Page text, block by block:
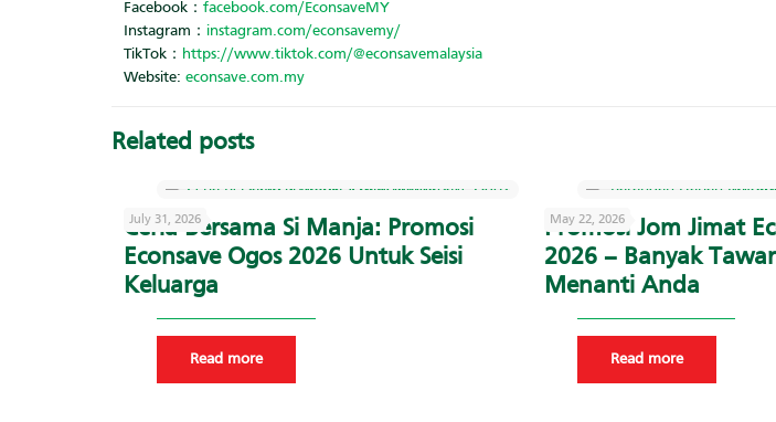
Facebook：facebook.com/EconsaveMY
Instagram： instagram.com/econsavemy/
TikTok：
https://www.tiktok.com/@econsavemalaysia
Website:econsave.com.my
Related posts
July 31, 2026
Ceria Bersama Si Manja: Promosi
Econsave Ogos 2026 Untuk Seisi
Keluarga
Read more
May 22, 2026
Promosi Jom Jimat
2026 – Banyak
Menanti Anda
Read more